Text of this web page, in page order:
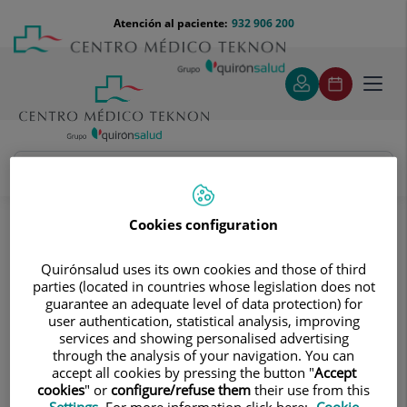
contenido
Menú
teléfono
cabecera
932 906 200
Atención al paciente:
José Antonio Laucirica Alaber
José Antonio Laucirica Alaber
FACULTATIVO ESPECIALISTA MEDICINA FÍSICA Y
REHABILITACIÓN
Cookies configuration
Quirónsalud uses its own cookies and those of third
parties (located in countries whose legislation does not
guarantee an adequate level of data protection) for
user authentication, statistical analysis, improving
services and showing personalised advertising
through the analysis of your navigation. You can
accept all cookies by pressing the button "Accept
cookies" or configure/refuse them their use from this